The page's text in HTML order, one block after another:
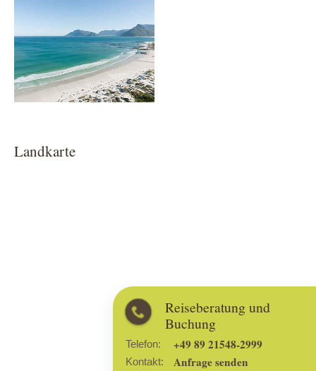
Reiseberatung und
Buchung
Telefon: +49 89 21548-2999
Kontakt:
Anfrage senden
Landkarte